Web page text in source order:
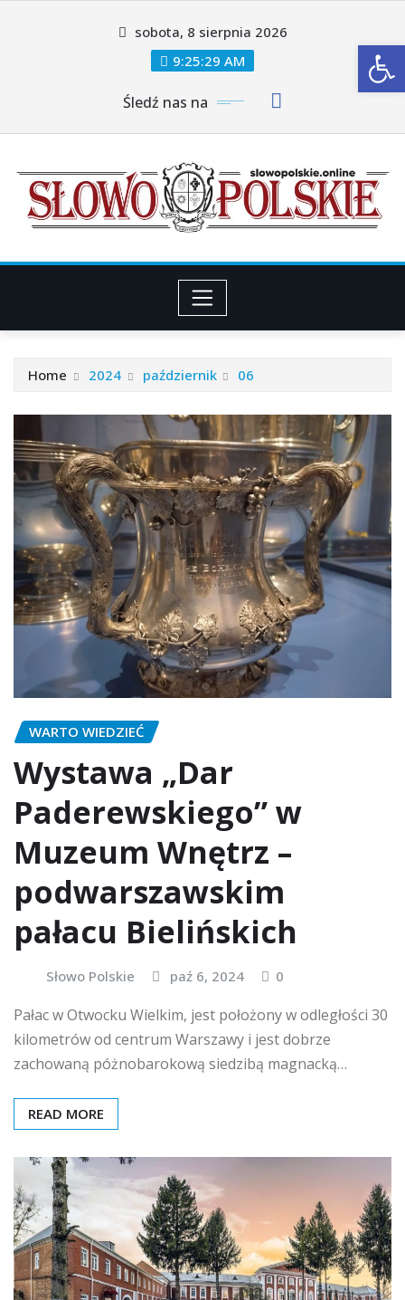
sobota, 8 sierpnia 2026
9:25:30 AM
Śledź nas na
Home 2024 październik 06
WARTO WIEDZIEĆ
Wystawa „Dar
Paderewskiego” w
Muzeum Wnętrz –
podwarszawskim
pałacu Bielińskich
Słowo Polskie paź 6, 2024 0
Pałac w Otwocku Wielkim, jest położony w odległości 30
kilometrów od centrum Warszawy i jest dobrze
zachowaną póżnobarokową siedzibą magnacką…
READ MORE